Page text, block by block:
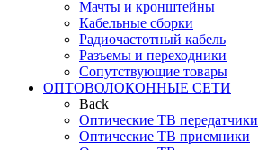
Мачты и кронштейны
Кабельные сборки
Радиочастотный кабель
Разъемы и переходники
Сопутствующие товары
ОПТОВОЛОКОННЫЕ СЕТИ
Back
Оптические ТВ передатчики
Оптические ТВ приемники